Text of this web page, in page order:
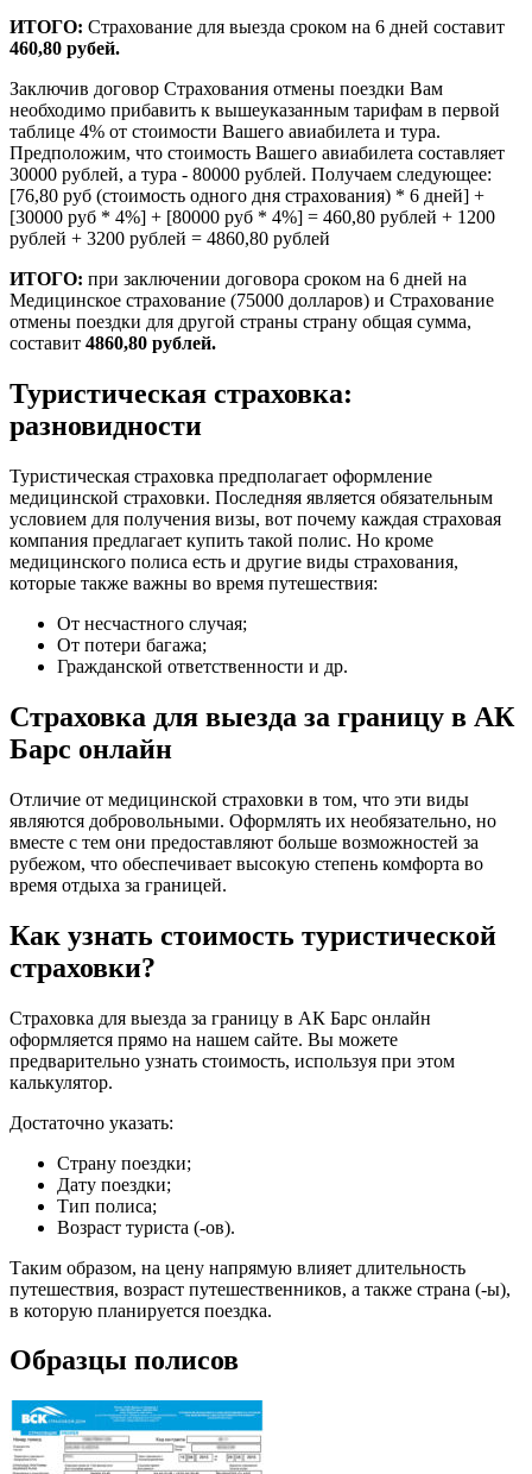
ИТОГО: Страхование для выезда сроком на 6 дней составит
460,80 рубей.
Заключив договор Страхования отмены поездки Вам
необходимо прибавить к вышеуказанным тарифам в первой
таблице 4% от стоимости Вашего авиабилета и тура.
Предположим, что стоимость Вашего авиабилета составляет
30000 рублей, а тура - 80000 рублей. Получаем следующее:
[76,80 руб (стоимость одного дня страхования) * 6 дней] +
[30000 руб * 4%] + [80000 руб * 4%] = 460,80 рублей + 1200
рублей + 3200 рублей = 4860,80 рублей
ИТОГО: при заключении договора сроком на 6 дней на
Медицинское страхование (75000 долларов) и Страхование
отмены поездки для другой страны страну общая сумма,
составит 4860,80 рублей.
Туристическая страховка:
разновидности
Туристическая страховка предполагает оформление
медицинской страховки. Последняя является обязательным
условием для получения визы, вот почему каждая страховая
компания предлагает купить такой полис. Но кроме
медицинского полиса есть и другие виды страхования,
которые также важны во время путешествия:
От несчастного случая;
От потери багажа;
Гражданской ответственности и др.
Страховка для выезда за границу в АК
Барс онлайн
Отличие от медицинской страховки в том, что эти виды
являются добровольными. Оформлять их необязательно, но
вместе с тем они предоставляют больше возможностей за
рубежом, что обеспечивает высокую степень комфорта во
время отдыха за границей.
Как узнать стоимость туристической
страховки?
Страховка для выезда за границу в АК Барс онлайн
оформляется прямо на нашем сайте. Вы можете
предварительно узнать стоимость, используя при этом
калькулятор.
Достаточно указать:
Страну поездки;
Дату поездки;
Тип полиса;
Возраст туриста (-ов).
Таким образом, на цену напрямую влияет длительность
путешествия, возраст путешественников, а также страна (-ы),
в которую планируется поездка.
Образцы полисов